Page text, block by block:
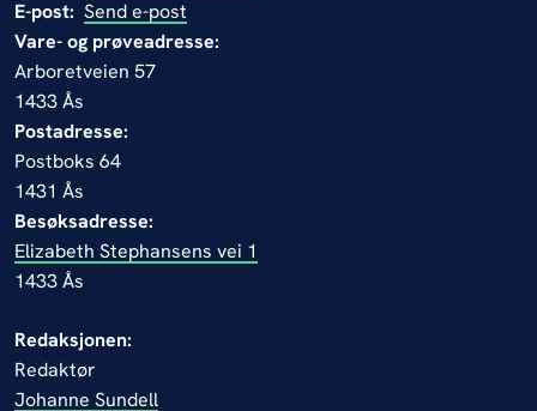
E-post: Send e-post
Vare- og prøveadresse:
Arboretveien 57
1433 Ås
Postadresse:
Postboks 64
1431 Ås
Besøksadresse:
Elizabeth Stephansens vei 1
1433 Ås
Redaksjonen:
Redaktør
Johanne Sundell